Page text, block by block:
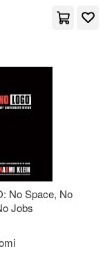
No Space, No
Jobs